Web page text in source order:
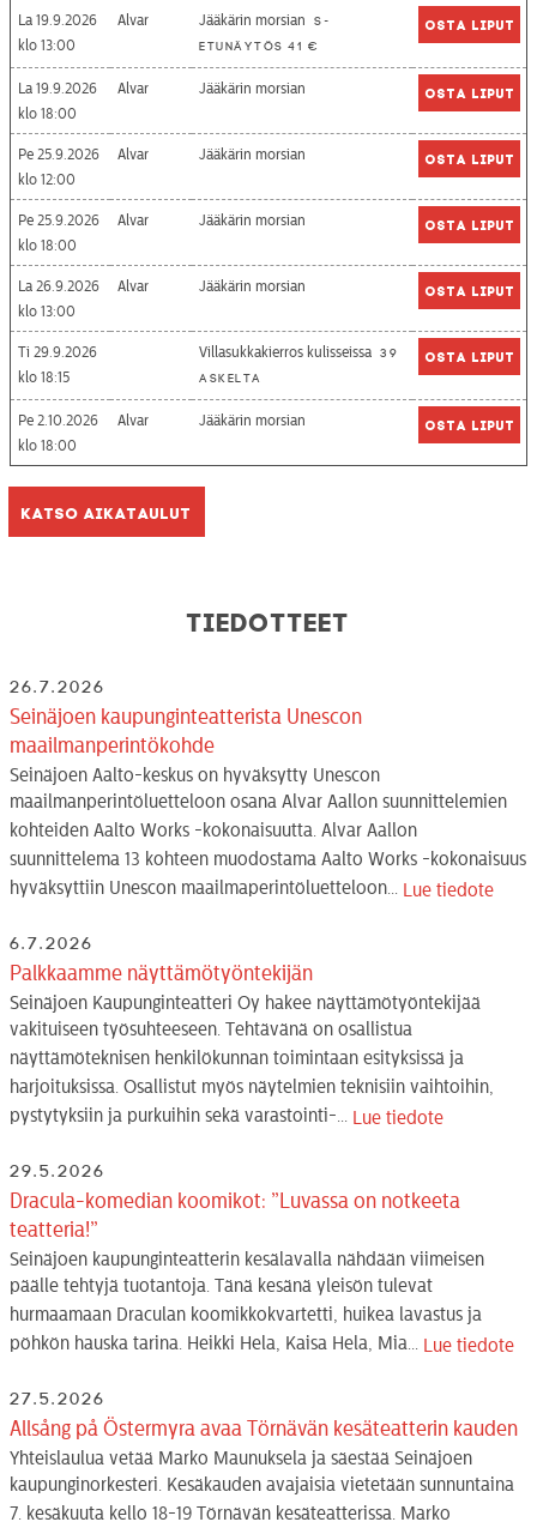
La 19.9.2026
13:00
Alvar Jääkärin morsian
S-
etunäytös 41 €
Osta liput
La 19.9.2026
18:00
Alvar Jääkärin morsian Osta liput
Pe 25.9.2026
12:00
Alvar Jääkärin morsian Osta liput
Pe 25.9.2026
18:00
Alvar Jääkärin morsian Osta liput
La 26.9.2026
13:00
Alvar Jääkärin morsian Osta liput
Ti 29.9.2026
18:15
Villasukkakierros kulisseissa 39
askelta
Osta liput
Pe 2.10.2026
18:00
Alvar Jääkärin morsian Osta liput
Katso aikataulut
Tiedotteet
26.7.2026
Seinäjoen kaupunginteatterista Unescon
maailmanperintökohde
Seinäjoen Aalto-keskus on hyväksytty Unescon
maailmanperintöluetteloon osana Alvar Aallon suunnittelemien
kohteiden Aalto Works -kokonaisuutta. Alvar Aallon
suunnittelema 13 kohteen muodostama Aalto Works -kokonaisuus
hyväksyttiin Unescon maailmaperintöluetteloon...
Lue tiedote
6.7.2026
Palkkaamme näyttämötyöntekijän
Seinäjoen Kaupunginteatteri Oy hakee näyttämötyöntekijää
vakituiseen työsuhteeseen. Tehtävänä on osallistua
näyttämöteknisen henkilökunnan toimintaan esityksissä ja
harjoituksissa. Osallistut myös näytelmien teknisiin vaihtoihin,
pystytyksiin ja purkuihin sekä varastointi-...
Lue tiedote
29.5.2026
Dracula-komedian koomikot: ”Luvassa on notkeeta
teatteria!”
Seinäjoen kaupunginteatterin kesälavalla nähdään viimeisen
päälle tehtyjä tuotantoja. Tänä kesänä yleisön tulevat
hurmaamaan Draculan koomikkokvartetti, huikea lavastus ja
pöhkön hauska tarina. Heikki Hela, Kaisa Hela, Mia...
Lue tiedote
27.5.2026
Allsång på Östermyra avaa Törnävän kesäteatterin kauden
Yhteislaulua vetää Marko Maunuksela ja säestää Seinäjoen
kaupunginorkesteri. Kesäkauden avajaisia vietetään sunnuntaina
7. kesäkuuta kello 18-19 Törnävän kesäteatterissa. Marko